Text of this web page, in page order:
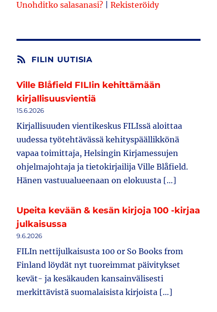
Unohditko salasanasi? |Rekisteröidy
FILIN UUTISIA
Ville Blåfield FILIin kehittämään
kirjallisuusvientiä
15.6.2026
Kirjallisuuden vientikeskus FILIssä aloittaa
uudessa työtehtävässä kehityspäällikkönä
vapaa toimittaja, Helsingin Kirjamessujen
ohjelmajohtaja ja tietokirjailija Ville Blåfield.
Hänen vastuualueenaan on elokuusta […]
Upeita kevään & kesän kirjoja 100 -kirjaa
julkaisussa
9.6.2026
FILIn nettijulkaisusta 100 or So Books from
Finland löydät nyt tuoreimmat päivitykset
kevät- ja kesäkauden kansainvälisesti
merkittävistä suomalaisista kirjoista […]